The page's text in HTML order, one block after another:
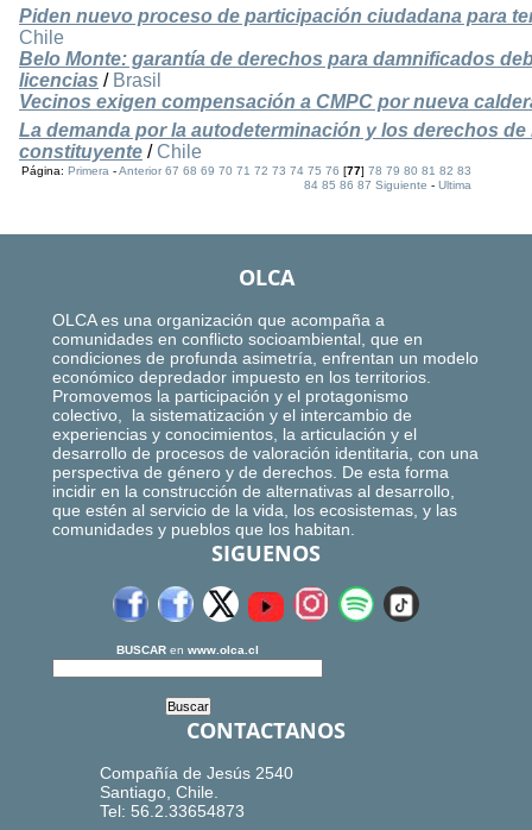
Piden nuevo proceso de participación ciudadana para
Chile
Belo Monte: garantía de derechos para damnificados
licencias / Brasil
Vecinos exigen compensación a CMPC por nueva
La demanda por la autodeterminación y los derechos de
constituyente / Chile
Página:Primera -Anterior 67 68 69 70 71 72 73 74 75 76 [77]78 79 80 81 82 83
84 85 86 87 Siguiente -Ultima
OLCA
OLCA es una organización que acompaña a
comunidades en conflicto socioambiental, que en
condiciones de profunda asimetría, enfrentan un modelo
económico depredador impuesto en los territorios.
Promovemos la participación y el protagonismo
colectivo, la sistematización y el intercambio de
experiencias y conocimientos, la articulación y el
desarrollo de procesos de valoración identitaria, con una
perspectiva de género y de derechos. De esta forma
incidir en la construcción de alternativas al desarrollo,
que estén al servicio de la vida, los ecosistemas, y las
comunidades y pueblos que los habitan.
SIGUENOS
BUSCAR en www.olca.cl
CONTACTANOS
Compañía de Jesús 2540
Santiago, Chile.
Tel: 56.2.33654873